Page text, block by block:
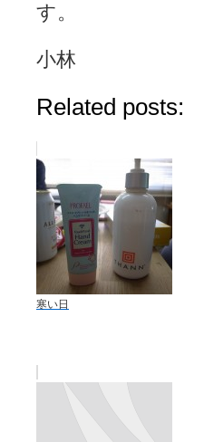
す。
小林
Related posts:
寒い日